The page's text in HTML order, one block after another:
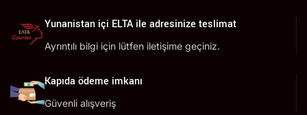
Yunanistan içi ELTA ile adresinize teslimat
Ayrıntılı bilgi için lütfen iletişime geçiniz.
Kapıda ödeme imkanı
Güvenli alışveriş